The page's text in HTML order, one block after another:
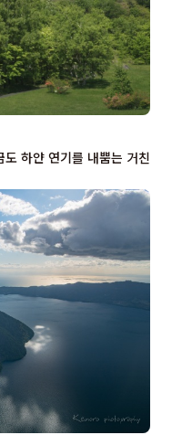
하얀 연기를 내뿜는 거친